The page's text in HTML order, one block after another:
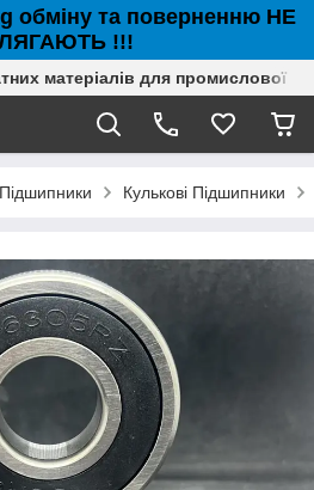
обміну та поверненню НЕ
!!!
матеріалів для промислової
Підшипники Кулькові Підшипники